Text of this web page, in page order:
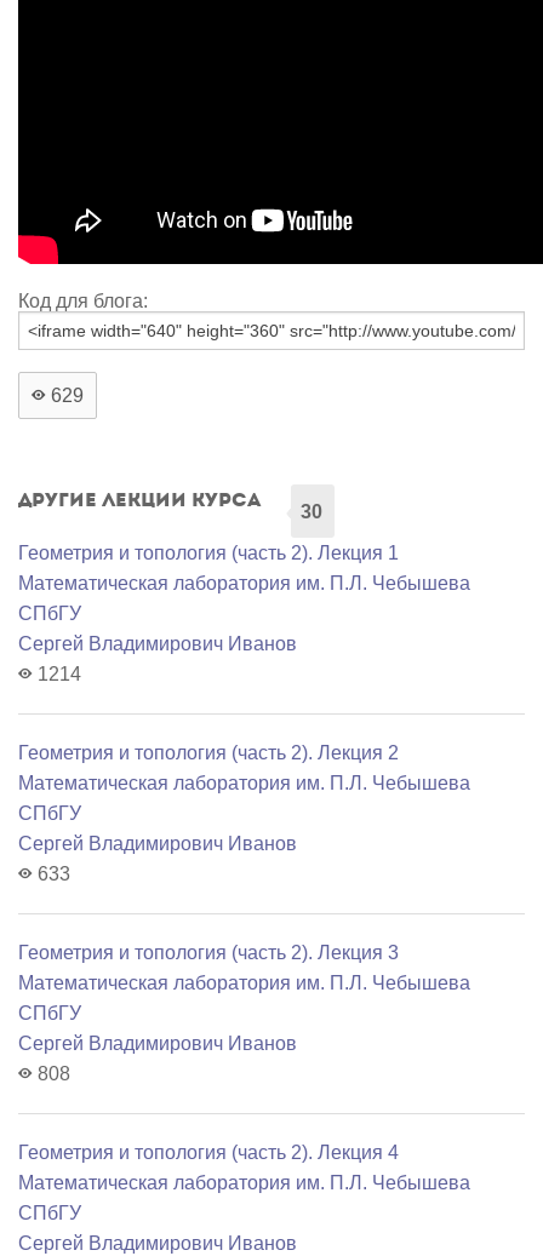
Код для блога:
629
Другие лекции курса
30
Геометрия и топология (часть 2). Лекция 1
Математичеcкая лаборатория им. П.Л. Чебышева
СПбГУ
Сергей Владимирович Иванов
1214
Геометрия и топология (часть 2). Лекция 2
Математичеcкая лаборатория им. П.Л. Чебышева
СПбГУ
Сергей Владимирович Иванов
633
Геометрия и топология (часть 2). Лекция 3
Математичеcкая лаборатория им. П.Л. Чебышева
СПбГУ
Сергей Владимирович Иванов
808
Геометрия и топология (часть 2). Лекция 4
Математичеcкая лаборатория им. П.Л. Чебышева
СПбГУ
Сергей Владимирович Иванов